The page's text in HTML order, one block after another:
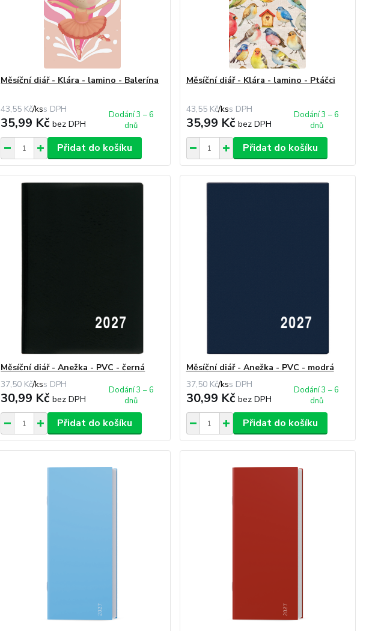
Měsíční diář - Klára - lamino - Balerína
43,55 Kč/ks
35,99 Kčbez DPH
Dodání 3 – 6
dnů
Přidat do košíku
Měsíční diář - Klára - lamino - Ptáčci
43,55 Kč/ks
35,99 Kč bez DPH
Dodání 3 – 6
dnů
Přidat do košíku
Měsíční diář - Anežka - PVC - černá
37,50 Kč/ks
30,99 Kčbez DPH
Dodání 3 – 6
dnů
Přidat do košíku
Měsíční diář - Anežka - PVC - modrá
37,50 Kč/ks
30,99 Kč bez DPH
Dodání 3 – 6
dnů
Přidat do košíku